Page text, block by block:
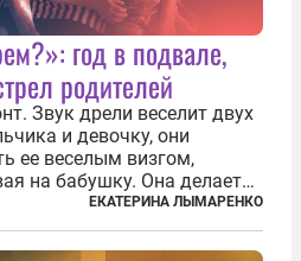
год в подвале,
родителей
Звук дрели веселит двух
и девочку, они
ее веселым визгом,
на бабушку. Она делает
чувствуют, что она
это правда: дрель, конечно,
ЕКАТЕРИНА ЛЫМАРЕНКО